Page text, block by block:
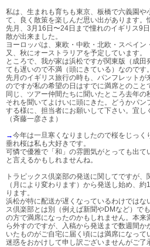
私は、生まれも育ちも東京、板橋で六義園
て、良く散策を楽しんだ思い出があります。
先月、3月16日〜24日まで憧れのイギリス9
散が出来ました。
ヨーロッパは、東欧・中欧・北欧・スペイ
又、秋にオーストラリアを予定しています。
ところで、我が家は浜松ですが関東版（成田
ても遅いので不満（頭にきている）なのです。
先月のイギリス旅行の時も、パンフレット
のですが私の希望の日はすでに満席とのこと
同じ、ツアー仲間たちに聞いたところ去年の
それを聞いてよけいに頭にきた。どうかパ
する様に、担当者にお願いして下さい。宜し
（斉藤一彦さま）
→今年は一旦寒くなりましたので桜をじっく
垂れ桜は私も大好きです。
可憐で優雅で「和」の雰囲気がとっても出
と言えるかもしれませんね。
トラピックス倶楽部の発送に関してですが
（月により変わります）から発送し始め、
ります。
浜松が特に配送が遅くなっているわけではな
ス倶楽部とは別（例えば新聞やDMなど）で
の方で満席になったのかもしれません。本
ら外すのですが、入稿から発送まで数週間
いたものがご自宅に届く頃には満席になっ
迷惑をおかけして申し訳ございませんがご了